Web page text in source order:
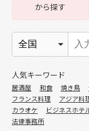
から探す
人気キーワード
居酒屋 和食 焼き鳥
フランス料理
アジア料
カラオケ
ビジネスホテ
法律事務所